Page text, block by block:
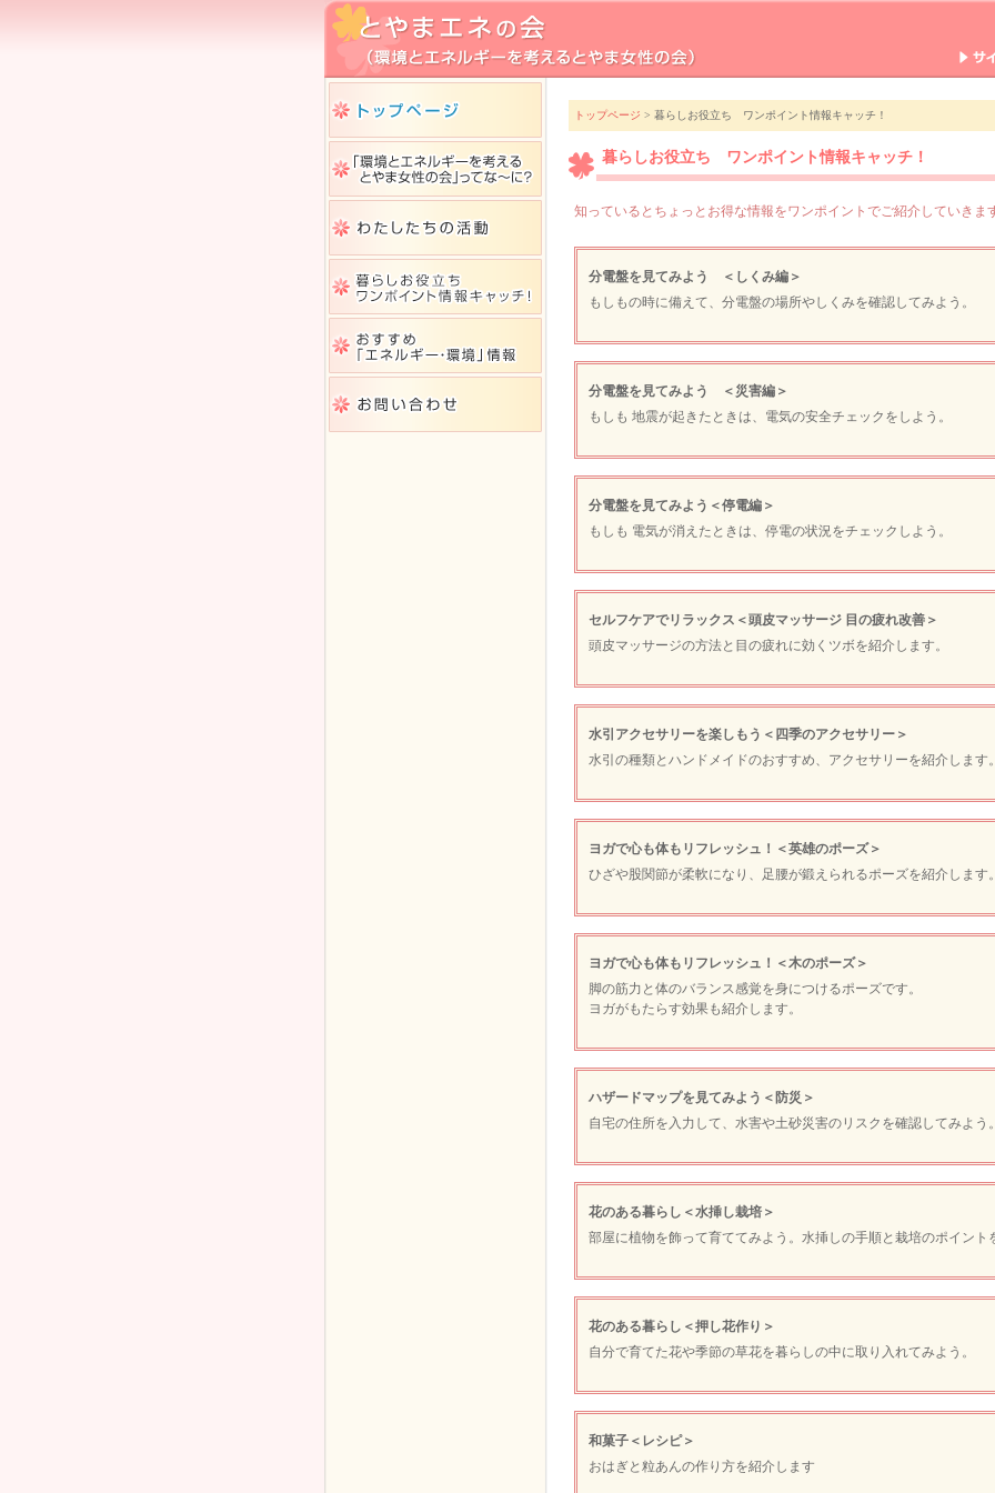
トップページ > 暮らしお役立ち ワンポイント情報キャッチ！
暮らしお役立ち ワンポイント情報キャッチ！
知っているとちょっとお得な情報をワンポイントでご紹介していきま
分電盤を見てみよう ＜しくみ編＞
もしもの時に備えて、分電盤の場所やしくみを確認してみよう。
分電盤を見てみよう ＜災害編＞
もしも 地震が起きたときは、電気の安全チェックをしよう。
分電盤を見てみよう＜停電編＞
もしも 電気が消えたときは、停電の状況をチェックしよう。
セルフケアでリラックス＜頭皮マッサージ 目の疲れ改善＞
頭皮マッサージの方法と目の疲れに効くツボを紹介します。
水引アクセサリーを楽しもう＜四季のアクセサリー＞
水引の種類とハンドメイドのおすすめ、アクセサリーを紹介します
ヨガで心も体もリフレッシュ！＜英雄のポーズ＞
ひざや股関節が柔軟になり、足腰が鍛えられるポーズを紹介します
ヨガで心も体もリフレッシュ！＜木のポーズ＞
脚の筋力と体のバランス感覚を身につけるポーズです。
ヨガがもたらす効果も紹介します。
ハザードマップを見てみよう＜防災＞
自宅の住所を入力して、水害や土砂災害のリスクを確認してみよう
花のある暮らし＜水挿し栽培＞
部屋に植物を飾って育ててみよう。水挿しの手順と栽培のポイント
花のある暮らし＜押し花作り＞
自分で育てた花や季節の草花を暮らしの中に取り入れてみよう。
和菓子＜レシピ＞
おはぎと粒あんの作り方を紹介します